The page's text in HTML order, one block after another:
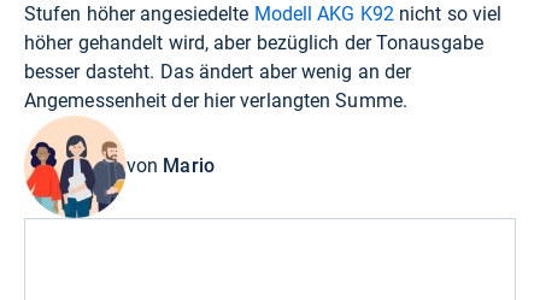
Stufen höher angesiedelte Modell AKG K92 nicht so viel
höher gehandelt wird, aber bezüglich der Tonausgabe
besser dasteht. Das ändert aber wenig an der
Angemessenheit der hier verlangten Summe.
von Mario